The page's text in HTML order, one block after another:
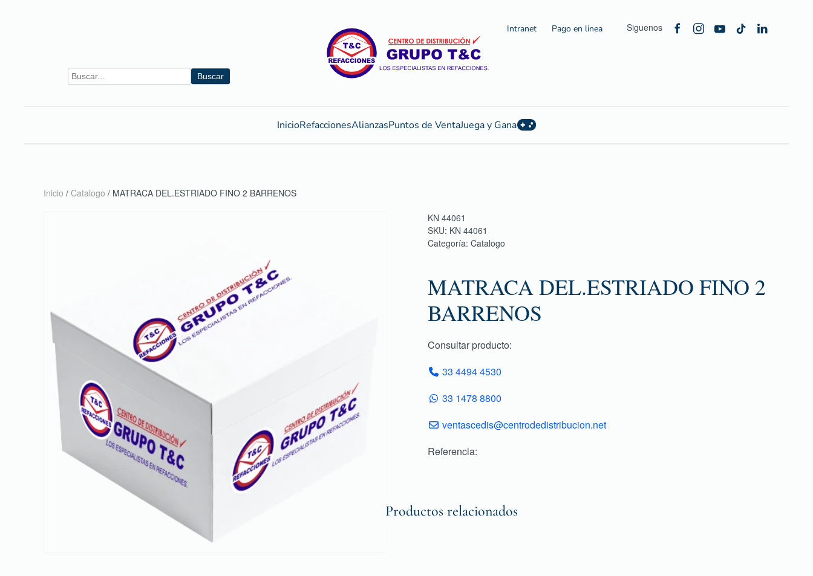
Buscar
Intranet Pago en linea Siguenos
InicioRefaccionesAlianzasPuntos de VentaJuega y Gana
Inicio / Catalogo / MATRACA DEL.ESTRIADO FINO 2 BARRENOS
KN 44061
SKU: KN 44061
Categoría: Catalogo
MATRACA DEL.ESTRIADO FINO 2
BARRENOS
Consultar producto:
33 4494 4530
33 1478 8800
ventascedis@centrodedistribucion.net
Referencia:
Productos relacionados